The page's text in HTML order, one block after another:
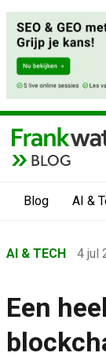
BLOG
Blog AI &
›
›
AI & Tech
AI & TECH 4 jul
Een